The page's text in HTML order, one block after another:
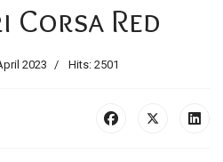
Corsa Red
2023 Hits: 2501